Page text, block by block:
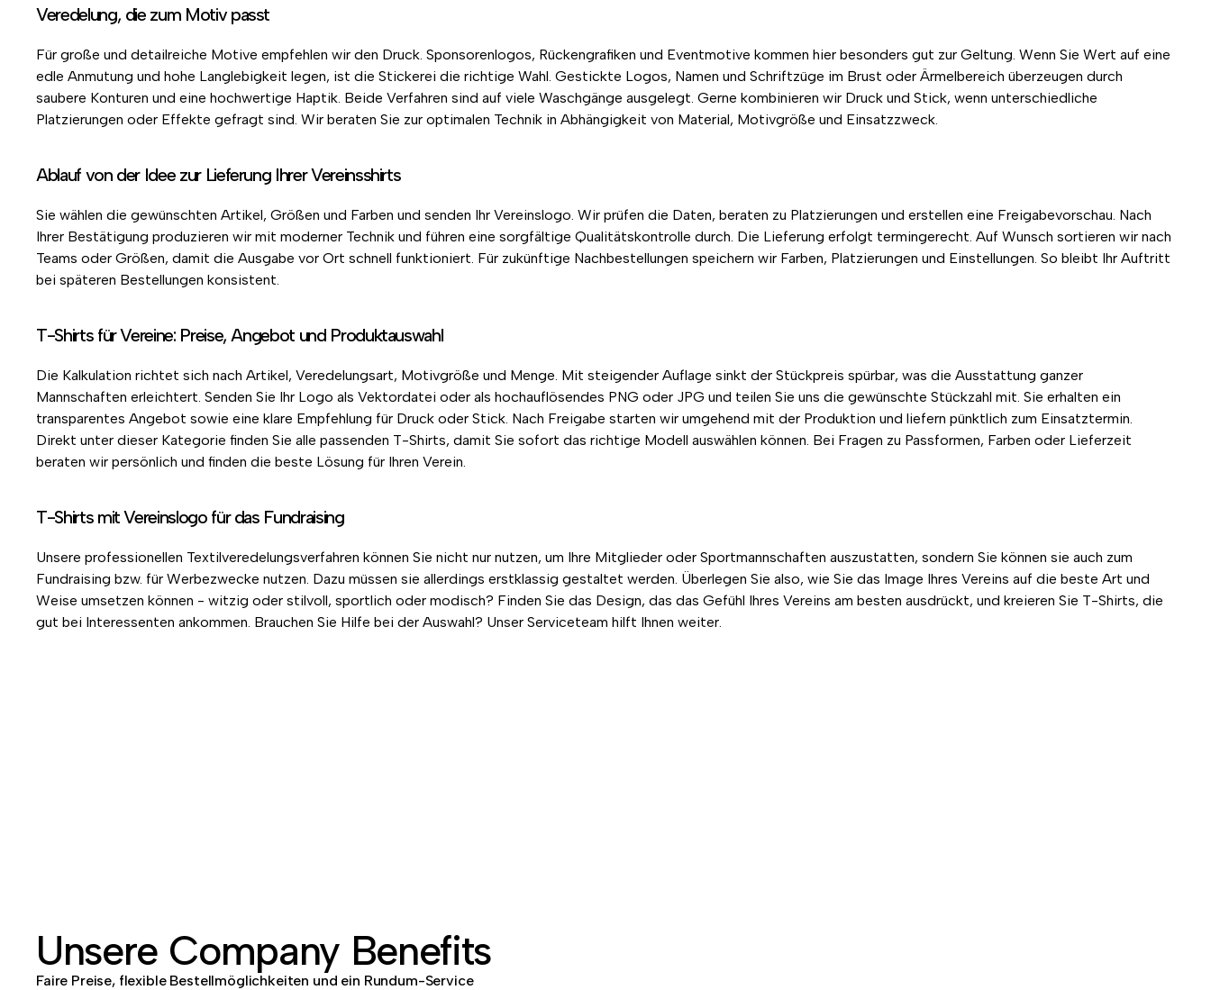
Veredelung, die zum Motiv passt
Für große und detailreiche Motive empfehlen wir den Druck. Sponsorenlogos, Rückengrafiken und Eventmotive kommen hier besonders gut zur Geltung. Wenn Sie Wert auf eine
edle Anmutung und hohe Langlebigkeit legen, ist die Stickerei die richtige Wahl. Gestickte Logos, Namen und Schriftzüge im Brust oder Ärmelbereich überzeugen durch
saubere Konturen und eine hochwertige Haptik. Beide Verfahren sind auf viele Waschgänge ausgelegt. Gerne kombinieren wir Druck und Stick, wenn unterschiedliche
Platzierungen oder Effekte gefragt sind. Wir beraten Sie zur optimalen Technik in Abhängigkeit von Material, Motivgröße und Einsatzzweck.
Ablauf von der Idee zur Lieferung Ihrer Vereinsshirts
Sie wählen die gewünschten Artikel, Größen und Farben und senden Ihr Vereinslogo. Wir prüfen die Daten, beraten zu Platzierungen und erstellen eine Freigabevorschau. Nach
Ihrer Bestätigung produzieren wir mit moderner Technik und führen eine sorgfältige Qualitätskontrolle durch. Die Lieferung erfolgt termingerecht. Auf Wunsch sortieren wir nach
Teams oder Größen, damit die Ausgabe vor Ort schnell funktioniert. Für zukünftige Nachbestellungen speichern wir Farben, Platzierungen und Einstellungen. So bleibt Ihr Auftritt
bei späteren Bestellungen konsistent.
T-Shirts für Vereine: Preise, Angebot und Produktauswahl
Die Kalkulation richtet sich nach Artikel, Veredelungsart, Motivgröße und Menge. Mit steigender Auflage sinkt der Stückpreis spürbar, was die Ausstattung ganzer
Mannschaften erleichtert. Senden Sie Ihr Logo als Vektordatei oder als hochauflösendes PNG oder JPG und teilen Sie uns die gewünschte Stückzahl mit. Sie erhalten ein
transparentes Angebot sowie eine klare Empfehlung für Druck oder Stick. Nach Freigabe starten wir umgehend mit der Produktion und liefern pünktlich zum Einsatztermin.
Direkt unter dieser Kategorie finden Sie alle passenden T-Shirts, damit Sie sofort das richtige Modell auswählen können. Bei Fragen zu Passformen, Farben oder Lieferzeit
beraten wir persönlich und finden die beste Lösung für Ihren Verein.
T-Shirts mit Vereinslogo für das Fundraising
Unsere professionellen Textilveredelungsverfahren können Sie nicht nur nutzen, um Ihre Mitglieder oder Sportmannschaften auszustatten, sondern Sie können sie auch zum
Fundraising bzw. für Werbezwecke nutzen. Dazu müssen sie allerdings erstklassig gestaltet werden. Überlegen Sie also, wie Sie das Image Ihres Vereins auf die beste Art und
Weise umsetzen können - witzig oder stilvoll, sportlich oder modisch? Finden Sie das Design, das das Gefühl Ihres Vereins am besten ausdrückt, und kreieren Sie T-Shirts, die
gut bei Interessenten ankommen. Brauchen Sie Hilfe bei der Auswahl? Unser Serviceteam hilft Ihnen weiter.
Unsere Company Benefits
Faire Preise, flexible Bestellmöglichkeiten und ein Rundum-Service